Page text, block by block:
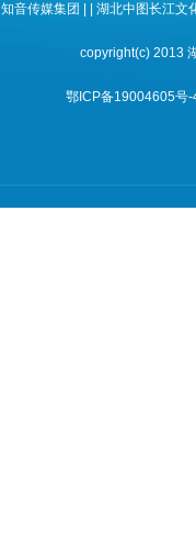
知音传媒集团 湖北中图长江文
copyright(c) 2013
鄂ICP备19004605号-